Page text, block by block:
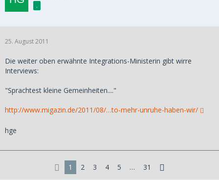
.
25. August 2011
Die weiter oben erwähnte Integrations-Ministerin gibt wirre
Interviews:
"Sprachtest kleine Gemeinheiten...."
http://www.migazin.de/2011/08/…to-mehr-unruhe-haben-wir/
hge
1 2 3 4 5 … 31